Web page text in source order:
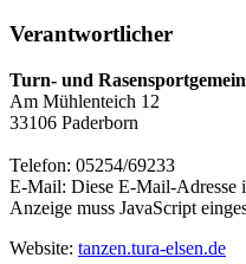
Verantwortlicher
Turn- und
Am Mühlenteich 12
33106 Paderborn
Telefon: 05254/69233
E-Mail: Diese E-Mail-Adresse
Anzeige muss JavaScript
Website: tanzen.tura-elsen.de